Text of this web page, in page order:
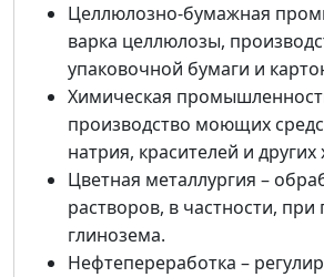
Целлюлозно-бумажная
варка целлюлозы,
упаковочной бумаги и
Химическая
производство моющих
натрия, красителей и других
Цветная металлургия –
растворов, в частности, при
глинозема.
Нефтепереработка –